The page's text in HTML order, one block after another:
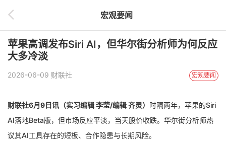
宏观要闻
苹果高调发布Siri AI，但华尔街分析师为何反应
大多冷淡
2026-06-09 财联社 宏观要闻
财联社6月9日讯（实习编辑 李莹/编辑 齐灵） 时隔两年，苹果的Siri
AI落地Beta版，但市场反应平淡，当天股价收跌。华尔街分析师热
议其AI工具存在的短板、合作隐患与长期风险。